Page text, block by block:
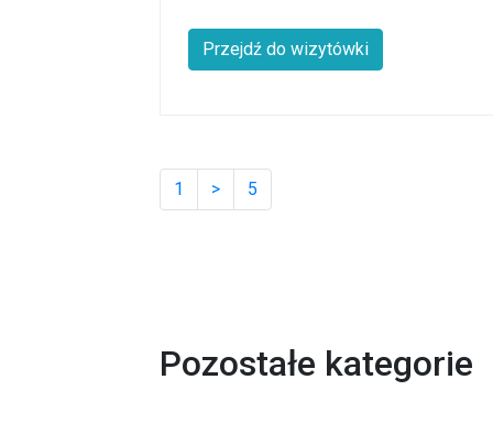
Przejdź do wizytówki
1 > 5
Pozostałe kategorie